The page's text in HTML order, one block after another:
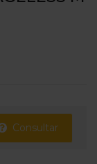
Consultar